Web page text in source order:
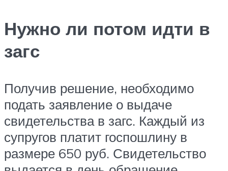
Нужно ли потом идти в
загс
Получив решение, необходимо
подать заявление о выдаче
свидетельства в загс. Каждый из
супругов платит госпошлину в
размере 650 руб. Свидетельство